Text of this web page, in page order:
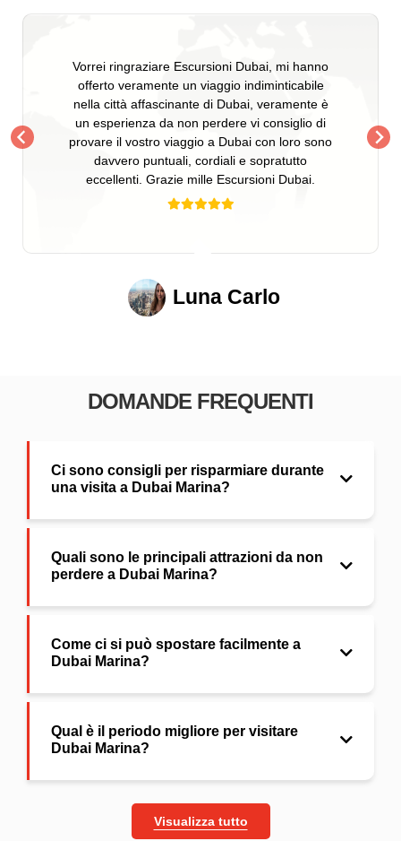
Vorrei ringraziare Escursioni Dubai, mi hanno
offerto veramente un viaggio indiminticabile
nella città affascinante di Dubai, veramente è
un esperienza da non perdere vi consiglio di
provare il vostro viaggio a Dubai con loro sono
davvero puntuali, cordiali e sopratutto
eccellenti. Grazie mille Escursioni Dubai.
Luna Carlo
DOMANDE FREQUENTI
Ci sono consigli per risparmiare durante
una visita a Dubai Marina?
Quali sono le principali attrazioni da non
perdere a Dubai Marina?
Come ci si può spostare facilmente a
Dubai Marina?
Qual è il periodo migliore per visitare
Dubai Marina?
Visualizza tutto